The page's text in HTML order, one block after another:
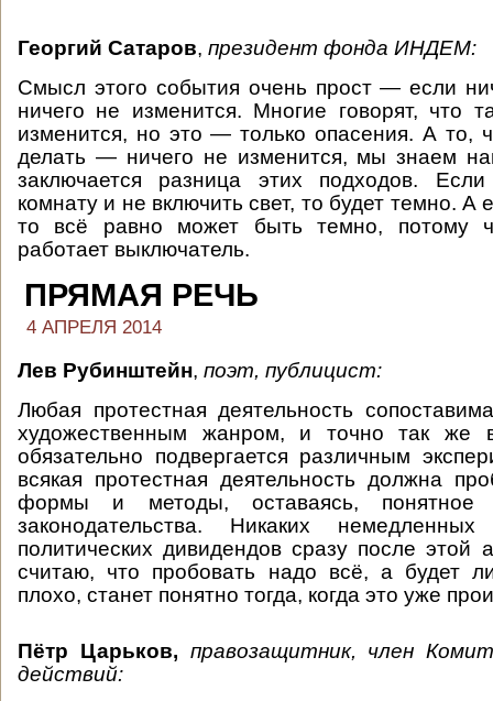
Георгий Сатаров, президент фонда ИНДЕМ:
Смысл этого события очень прост — если
ничего не изменится. Многие говорят, что
изменится, но это — только опасения. А то,
делать — ничего не изменится, мы знаем
заключается разница этих подходов.
комнату и не включить свет, то будет темно. А
то всё равно может быть темно, потому
работает выключатель.
ПРЯМАЯ РЕЧЬ
4 АПРЕЛЯ 2014
Лев Рубинштейн, поэт, публицист:
Любая протестная деятельность
художественным жанром, и точно так же
обязательно подвергается различным
всякая протестная деятельность должна
формы и методы, оставаясь,
законодательства. Никаких
политических дивидендов сразу после этой
считаю, что пробовать надо всё, а будет
плохо, станет понятно тогда, когда это уже
Пётр Царьков, правозащитник, член
действий: